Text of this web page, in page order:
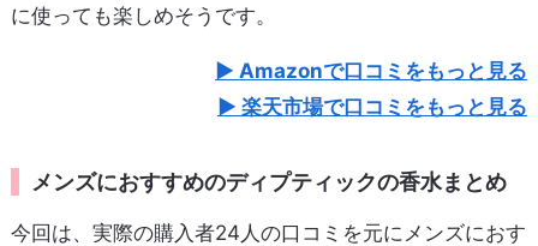
に使っても楽しめそうです。
Amazonで口コミをもっと見る
楽天市場で口コミをもっと見る
メンズにおすすめのディプティックの香水まとめ
今回は、実際の購入者24人の口コミを元にメンズにおす